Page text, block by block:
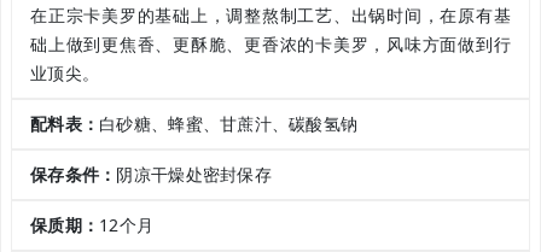
在正宗卡美罗的基础上，调整熬制工艺、出锅时间，在原有基
础上做到更焦香、更酥脆、更香浓的卡美罗，风味方面做到行
业顶尖。
配料表： 白砂糖、蜂蜜、甘蔗汁、碳酸氢钠
保存条件： 阴凉干燥处密封保存
保质期： 12个月